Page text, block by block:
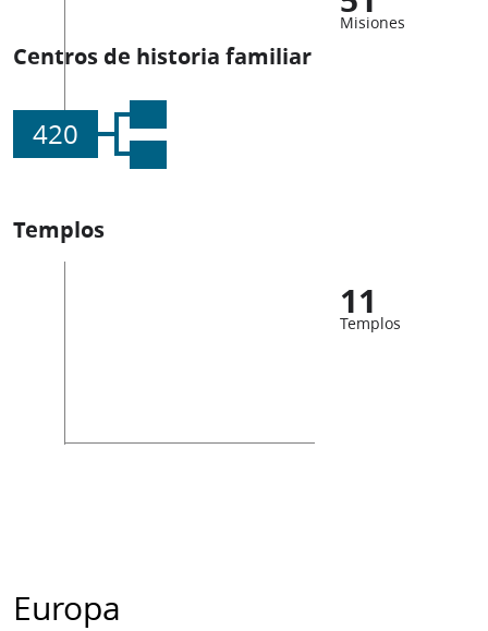
Misiones
Centros de historia familiar
420
Templos
11
Templos
Europa